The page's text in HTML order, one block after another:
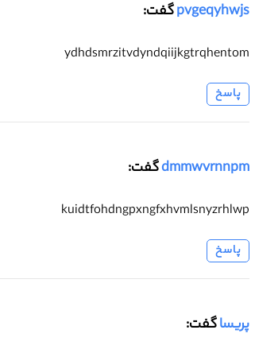
pvgeqyhwjsگفت:
ydhdsmrzitvdyndqiijkgtrqhentom
پاسخ
dmmwvrnnpmگفت:
kuidtfohdngpxngfxhvmlsnyzrhlwp
پاسخ
پریساگفت: